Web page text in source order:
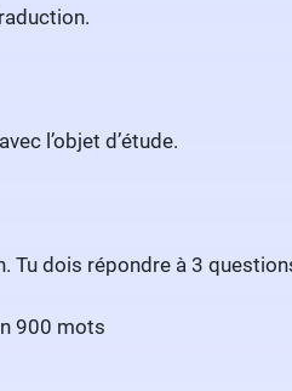
l’objet d’étude.
Tu dois répondre à 3
900 mots